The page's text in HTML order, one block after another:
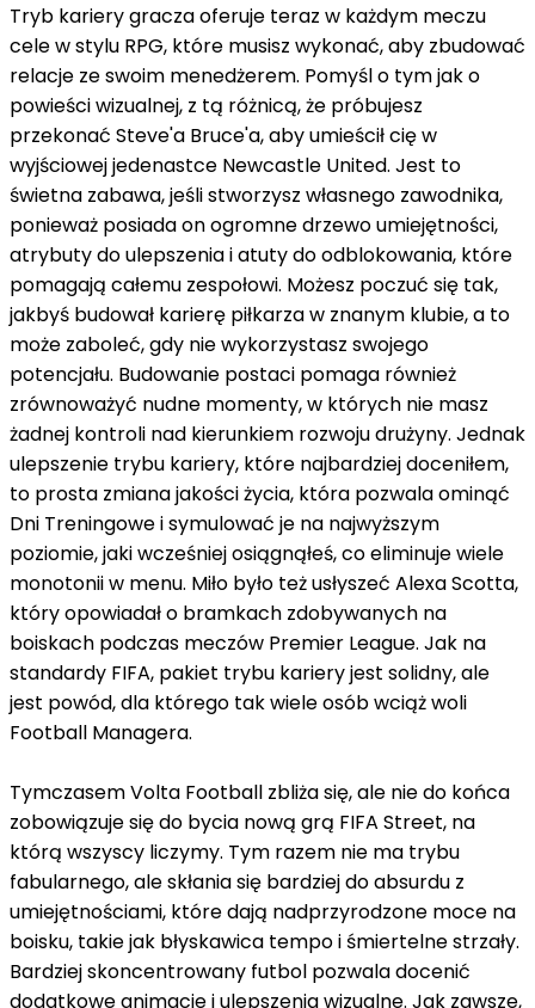
Tryb kariery gracza oferuje teraz w każdym meczu
cele w stylu RPG, które musisz wykonać, aby zbudować
relacje ze swoim menedżerem. Pomyśl o tym jak o
powieści wizualnej, z tą różnicą, że próbujesz
przekonać Steve'a Bruce'a, aby umieścił cię w
wyjściowej jedenastce Newcastle United. Jest to
świetna zabawa, jeśli stworzysz własnego zawodnika,
ponieważ posiada on ogromne drzewo umiejętności,
atrybuty do ulepszenia i atuty do odblokowania, które
pomagają całemu zespołowi. Możesz poczuć się tak,
jakbyś budował karierę piłkarza w znanym klubie, a to
może zaboleć, gdy nie wykorzystasz swojego
potencjału. Budowanie postaci pomaga również
zrównoważyć nudne momenty, w których nie masz
żadnej kontroli nad kierunkiem rozwoju drużyny. Jednak
ulepszenie trybu kariery, które najbardziej doceniłem,
to prosta zmiana jakości życia, która pozwala ominąć
Dni Treningowe i symulować je na najwyższym
poziomie, jaki wcześniej osiągnąłeś, co eliminuje wiele
monotonii w menu. Miło było też usłyszeć Alexa Scotta,
który opowiadał o bramkach zdobywanych na
boiskach podczas meczów Premier League. Jak na
standardy FIFA, pakiet trybu kariery jest solidny, ale
jest powód, dla którego tak wiele osób wciąż woli
Football Managera.
Tymczasem Volta Football zbliża się, ale nie do końca
zobowiązuje się do bycia nową grą FIFA Street, na
którą wszyscy liczymy. Tym razem nie ma trybu
fabularnego, ale skłania się bardziej do absurdu z
umiejętnościami, które dają nadprzyrodzone moce na
boisku, takie jak błyskawica tempo i śmiertelne strzały.
Bardziej skoncentrowany futbol pozwala docenić
dodatkowe animacje i ulepszenia wizualne. Jak zawsze,